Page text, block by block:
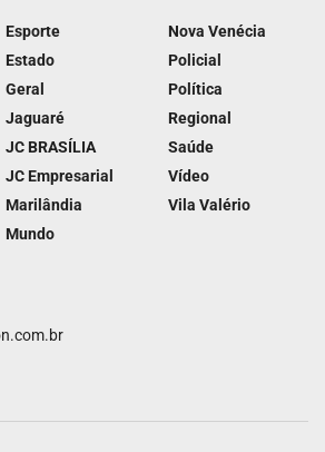
Esporte
Estado
Geral
Jaguaré
JC BRASÍLIA
JC Empresarial
Marilândia
Mundo
Nova Venécia
Policial
Política
Regional
Saúde
Vídeo
Vila Valério